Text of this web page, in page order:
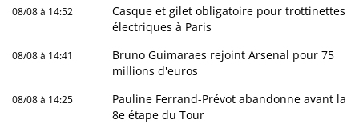
08/08 à 14:52
Casque et gilet obligatoire pour trottinettes
électriques à Paris
08/08 à 14:41
Bruno Guimaraes rejoint Arsenal pour 75
millions d'euros
08/08 à 14:25
Pauline Ferrand-Prévot abandonne avant la
8e étape du Tour